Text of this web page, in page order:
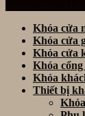
Khóa cửa
Khóa cửa
Khóa cửa
Khóa cổng
Khóa
Thiết bị